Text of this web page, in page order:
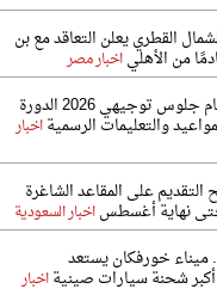
القطري يعلن التعاقد مع بن
من الأهلياخبار مصر
توزيع أرقام جلوس توجيهي 2026 الدورة
والتعليمات الرسميةاخبار
التقديم على المقاعد الشاغرة
نهاية أغسطساخبار السعودية
ميناء خورفكان يستعد
أكبر شحنة سيارات صينيةاخبار